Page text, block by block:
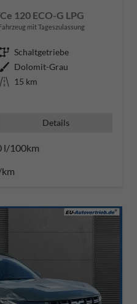
120 ECO-G LPG
mit Tageszulassung
Getriebe Schaltgetriebe
Außenfarbe Dolomit-Grau
Kilometerstand 15 km
Details
l/100km